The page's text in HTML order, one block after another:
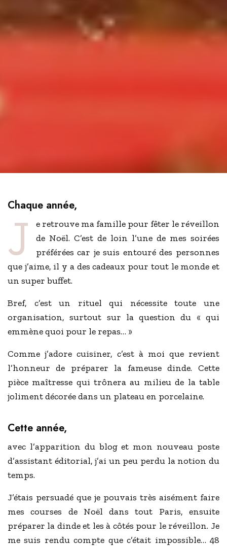
Chaque année,
j
e retrouve ma famille pour fêter le réveillon
de Noël. C’est de loin l’une de mes soirées
préférées car je suis entouré des personnes
que j’aime, il y a des cadeaux pour tout le monde et
un super buffet.
Bref, c’est un rituel qui nécessite toute une
organisation, surtout sur la question du « qui
emmène quoi pour le repas… »
Comme j’adore cuisiner, c’est à moi que revient
l’honneur de préparer la fameuse dinde. Cette
pièce maîtresse qui trônera au milieu de la table
joliment décorée dans un plateau en porcelaine.
Cette année,
avec l’apparition du blog et mon nouveau poste
d’assistant éditorial, j’ai un peu perdu la notion du
temps.
J’étais persuadé que je pouvais très aisément faire
mes courses de Noël dans tout Paris, ensuite
préparer la dinde et les à côtés pour le réveillon. Je
me suis rendu compte que c’était impossible… 48